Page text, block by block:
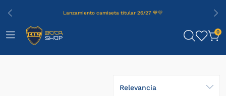
Lanzamiento camiseta titular 26/27 💙💛
0
Relevancia